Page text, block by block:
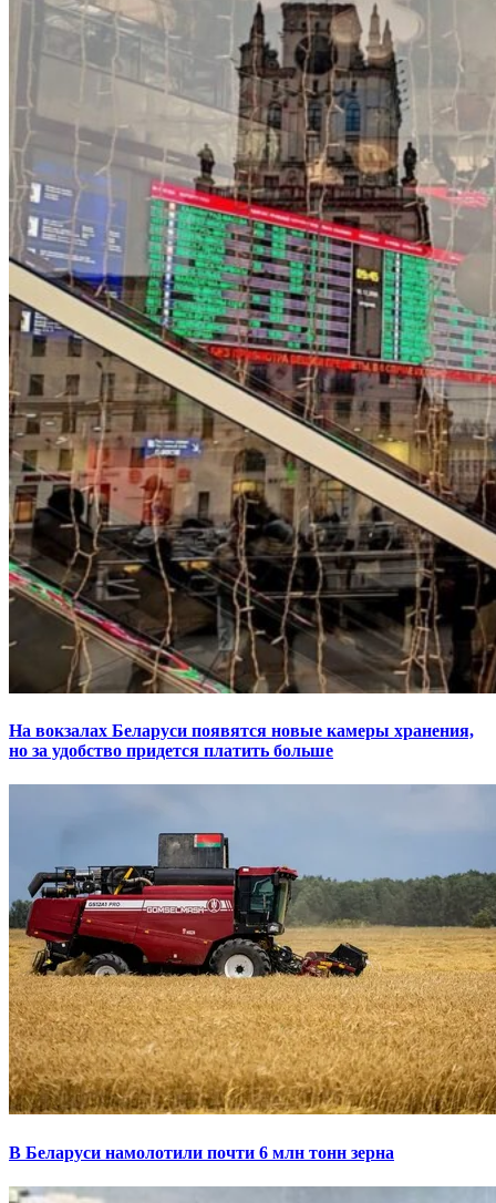
На вокзалах Беларуси появятся новые камеры хранения,
но за удобство придется платить больше
В Беларуси намолотили почти 6 млн тонн зерна